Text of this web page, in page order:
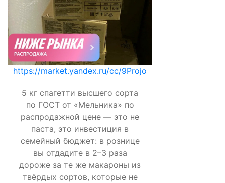
https://market.yandex.ru/cc/9Projo
5 кг спагетти высшего сорта
по ГОСТ от «Мельника» по
распродажной цене — это не
паста, это инвестиция в
семейный бюджет: в рознице
вы отдадите в 2–3 раза
дороже за те же макароны из
твёрдых сортов, которые не